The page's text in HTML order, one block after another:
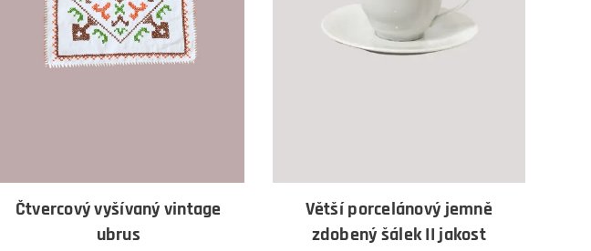
Čtvercový vyšívaný vintage
ubrus
Větší porcelánový jemně
zdobený šálek II jakost